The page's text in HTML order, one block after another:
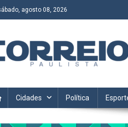
agosto 08, 2026
as últimas notícias da região
Cidades Política